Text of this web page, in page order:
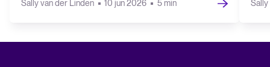
Sally van der Linden 10 jun 2026 5 min